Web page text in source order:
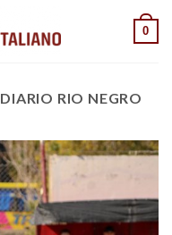
0
DIARIO RIO NEGRO